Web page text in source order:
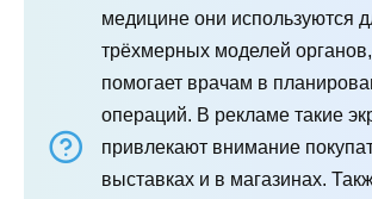
медицине они используются
трёхмерных моделей
помогает врачам в
операций. В рекламе такие
привлекают внимание
выставках и в магазинах.